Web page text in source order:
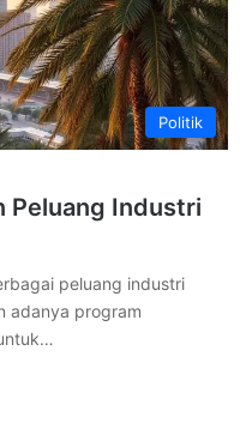
Politik
Peluang Industri
peluang industri
adanya program